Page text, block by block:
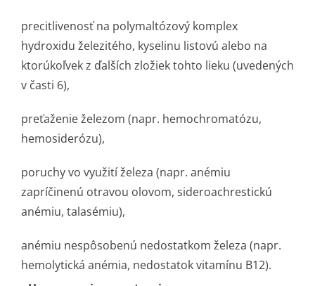
precitlivenosť na polymaltózový komplex
hydroxidu železitého, kyselinu listovú alebo na
ktorúkoľvek z ďalších zložiek tohto lieku (uvedených
v časti 6),
preťaženie železom (napr. hemochromatózu,
hemosiderózu),
poruchy vo využití železa (napr. anémiu
zapríčinenú otravou olovom, sideroachrestickú
anémiu, talasémiu),
anémiu nespôsobenú nedostatkom železa (napr.
hemolytická anémia, nedostatok vitamínu B12).